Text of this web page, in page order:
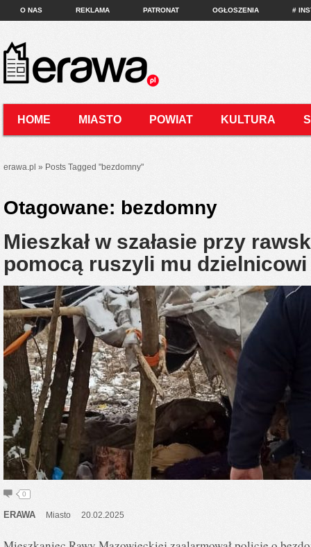
O NAS REKLAMA PATRONAT OGŁOSZENIA #
HOME MIASTO POWIAT KULTURA
erawa.pl » Posts Tagged "bezdomny"
Otagowane: bezdomny
Mieszkał w szałasie przy
pomocą ruszyli mu dzielnicowi
0
ERAWA Miasto 20.02.2025